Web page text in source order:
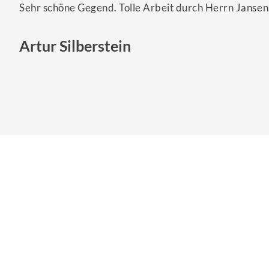
Sehr schöne Gegend. Tolle Arbeit durch Herrn
Artur Silberstein